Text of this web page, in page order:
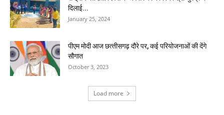
दिलाई...
January 25, 2024
पीएम मोदी आज छत्‍तीसगढ़ दौरे पर, कई परियोजनाओं की देंगे
सौगात
October 3, 2023
Load more